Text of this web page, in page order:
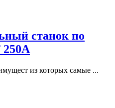
станок по
250A
из которых самые ...